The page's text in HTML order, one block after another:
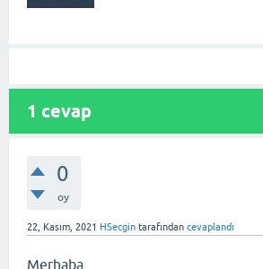
1 cevap
0
oy
22, Kasım, 2021 HSecgin tarafından cevaplandı
Merhaba